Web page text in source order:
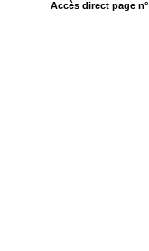
Accès direct page